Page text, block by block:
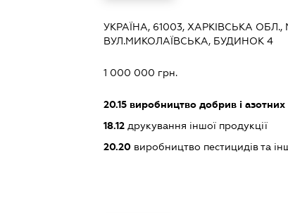
УКРАЇНА, 61003, ХАРКІВСЬКА ОБЛ.,
ВУЛ.МИКОЛАЇВСЬКА, БУДИНОК 4
1 000 000 грн.
20.15виробництво добрив і азотних
18.12друкування іншої продукції
20.20виробництво пестицидів та